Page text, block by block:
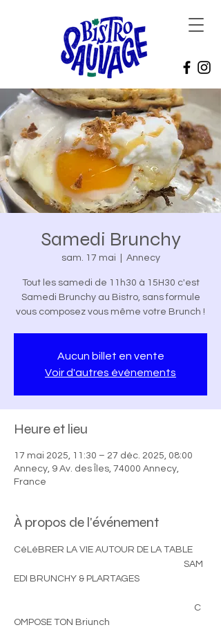
Samedi Brunchy
sam. 17 mai Annecy
Tout les samedi de 11h30 à 15H30 c'est
Samedi Brunchy au Bistro, sans formule
vous composez vous même votre Brunch !
Aucun billet en vente
Voir d'autres événements
Heure et lieu
17 mai 2025, 11:30 – 27 déc. 2025, 08:00
Annecy, 9 Av. des Îles, 74000 Annecy,
France
À propos de l'événement
CéLéBRER LA VIE AUTOUR DE LA TABLE
SAM
EDI BRUNCHY & PLARTAGES
C
OMPOSE TON Briunch